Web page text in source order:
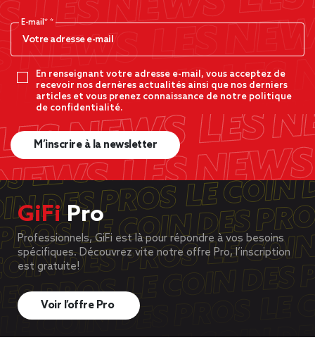
E-mail*
En renseignant votre adresse e-mail, vous acceptez de
recevoir nos dernères actualités ainsi que nos derniers
articles et vous prenez connaissance de notre politique
de confidentialité.
M’inscrire à la newsletter
GiFiPro
Professionnels, GiFi est là pour répondre à vos besoins
spécifiques. Découvrez vite notre offre Pro, l’inscription
est gratuite!
Voir l’offre Pro